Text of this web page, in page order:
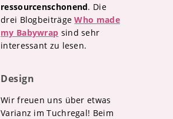
ressourcenschonend. Die
drei BlogbeiträgeWho made
my Babywrap sind sehr
interessant zu lesen.
Design
Wir freuen uns über etwas
Varianz im Tuchregal! Beim